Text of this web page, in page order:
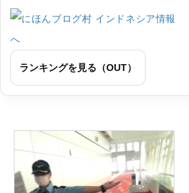
ランキングを見る（OUT）